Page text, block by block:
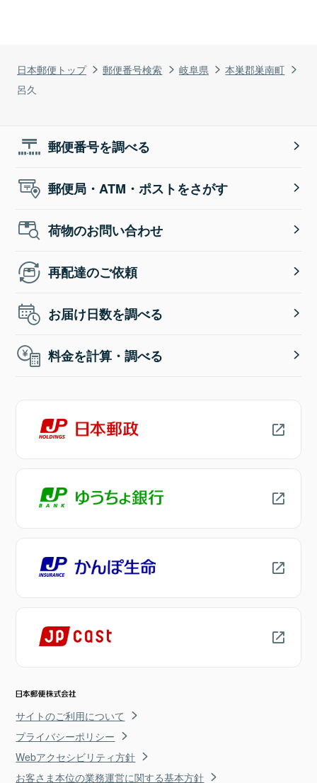
日本郵便トップ 郵便番号検索 岐阜県
本巣郡巣南町
呂久
郵便番号を調べる
郵便局・ATM・ポストをさがす
荷物のお問い合わせ
再配達のご依頼
お届け日数を調べる
料金を計算・調べる
サイトのご利用について
プライバシーポリシー
Webアクセシビリティ方針
お客さま本位の業務運営に関する基本方針